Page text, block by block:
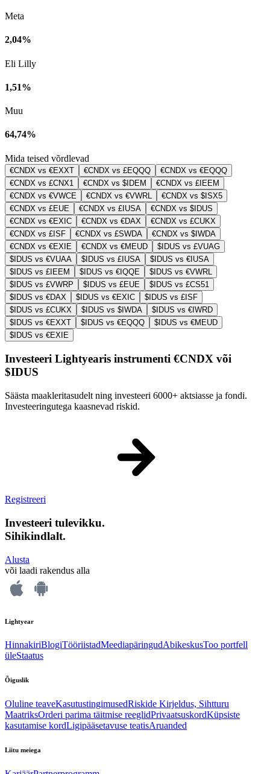
Meta
2,04%
Eli Lilly
1,51%
Muu
64,74%
Mida teised võrdlevad
€CNDX vs €EXXT €CNDX vs £EQQQ
€CNDX vs €EQQQ
€CNDX vs £CNX1
€CNDX vs $IDEM
€CNDX vs £IEEM
€CNDX vs €VWCE
€CNDX vs €VWRL
€CNDX vs $ISX5
€CNDX vs £EUE
€CNDX vs £IUSA
€CNDX vs $IDUS
€CNDX vs €EXIC
€CNDX vs €DAX
€CNDX vs £CUKX
€CNDX vs £ISF
€CNDX vs £SWDA
€CNDX vs $IWDA
€CNDX vs €EXIE
€CNDX vs €MEUD
$IDUS vs £VUAG
$IDUS vs €VUAA
$IDUS vs £IUSA
$IDUS vs €IUSA
$IDUS vs £IEEM
$IDUS vs €IQQE
$IDUS vs €VWRL
$IDUS vs £VWRP
$IDUS vs £EUE
$IDUS vs £CS51
$IDUS vs €DAX
$IDUS vs €EXIC
$IDUS vs £ISF
$IDUS vs £CUKX
$IDUS vs $IWDA
$IDUS vs €IWRD
$IDUS vs €EXXT
$IDUS vs €EQQQ
$IDUS vs €MEUD
$IDUS vs €EXIE
Investeeri Lightyearis instrumenti €CNDX või
$IDUS
Säästa maakleritasudelt ning investeeri 6000+ aktsiasse ja fondi.
Investeeringutega kaasnevad riskid.
Registreeri
Investeeri tulevikku.
Sihikindlalt.
Alusta
või laadi rakendus alla
Lightyear
HinnakiriBlogiTööriistadMeediapäringudAbikeskusToo portfell
üleStaatus
Õiguslik
Oluline teaveKasutustingimusedRiskide Kirjeldus, Sihtturu
MaatriksOrderi parima täitmise reeglidPrivaatsuskordKüpsiste
kasutamise kordLigipääsetavuse teatisAruanded
Liitu meiega